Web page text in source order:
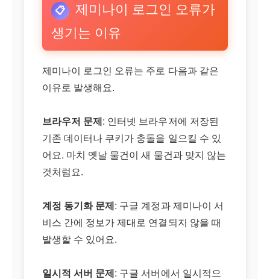
📋
제미나이 로그인 오류가
생기는 이유
제미나이 로그인 오류는 주로 다음과 같은
이유로 발생해요.
브라우저 문제 : 인터넷 브라우저에 저장된
기존 데이터나 쿠키가 충돌을 일으킬 수 있
어요. 마치 옛날 물건이 새 물건과 맞지 않는
것처럼요.
계정 동기화 문제 : 구글 계정과 제미나이 서
비스 간에 정보가 제대로 연결되지 않을 때
발생할 수 있어요.
일시적 서버 문제 : 구글 서버에서 일시적으